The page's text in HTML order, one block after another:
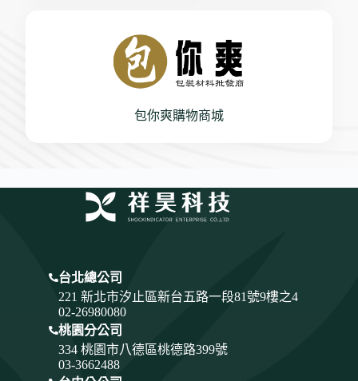
包你爽購物商城
台北總公司
221 新北市汐止區新台五路一段81號9樓之4
02-26980080
桃園分公司
334 桃園市八德區桃德路399號
03-3662488